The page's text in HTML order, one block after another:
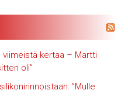
viimeistä kertaa – Martti
oli”
”Mulle